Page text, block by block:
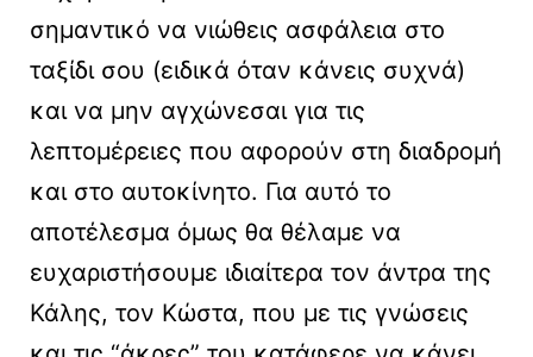
σημαντικό να νιώθεις ασφάλεια στο
ταξίδι σου (ειδικά όταν κάνεις συχνά)
και να μην αγχώνεσαι για τις
λεπτομέρειες που αφορούν στη διαδρομή
και στο αυτοκίνητο. Για αυτό το
αποτέλεσμα όμως θα θέλαμε να
ευχαριστήσουμε ιδιαίτερα τον άντρα της
Κάλης, τον Κώστα, που με τις γνώσεις